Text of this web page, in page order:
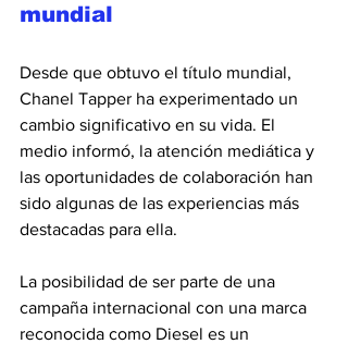
mundial
Desde que obtuvo el título mundial,
Chanel Tapper ha experimentado un
cambio significativo en su vida. El
medio informó, la atención mediática y
las oportunidades de colaboración han
sido algunas de las experiencias más
destacadas para ella.
La posibilidad de ser parte de una
campaña internacional con una marca
reconocida como Diesel es un